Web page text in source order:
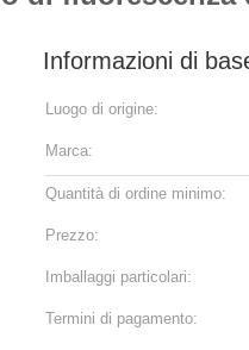
Informazioni di
Luogo di origine:
Marca:
Quantità di ordine minimo:
Prezzo:
Imballaggi particolari:
Termini di pagamento: